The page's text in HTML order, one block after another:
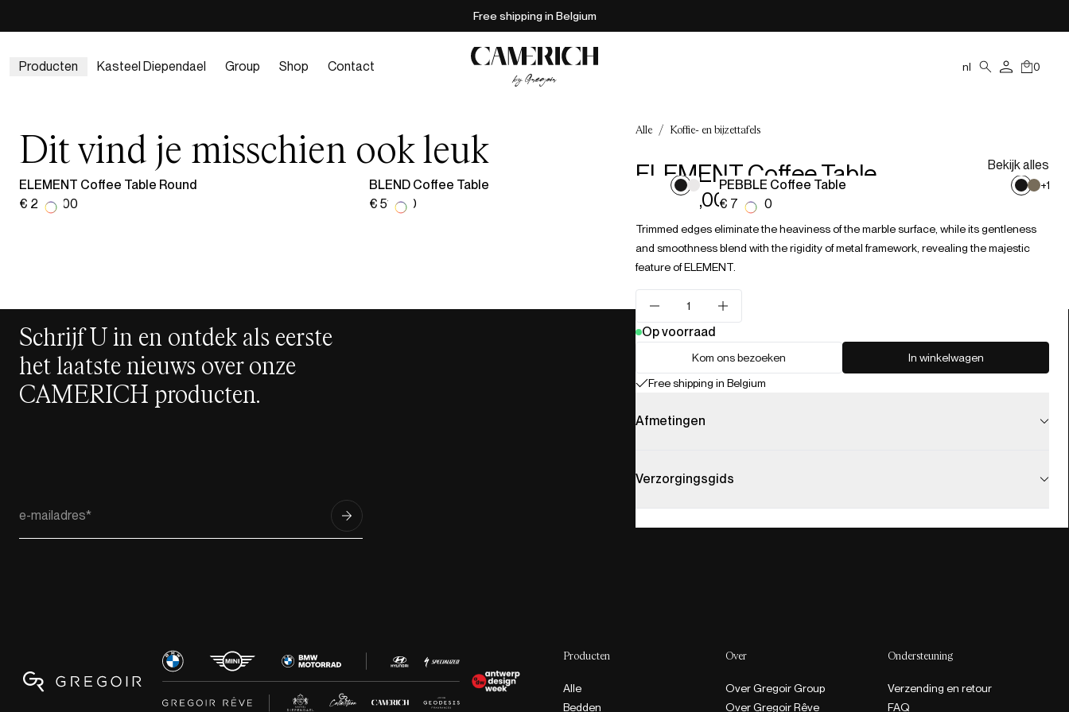
Free shipping in Belgium
Producten Kasteel Diependael Group Shop Contact nl 0
Alle / Koffie- en bijzettafels
ELEMENT Coffee Table
€ 2.269,00
Trimmed edges eliminate the heaviness of the marble surface, while its gentleness
and smoothness blend with the rigidity of metal framework, revealing the majestic
feature of ELEMENT.
Op voorraad
Kom ons bezoeken
In winkelwagen
Free shipping in Belgium
Afmetingen
Verzorgingsgids
Dit vind je misschien ook leuk
Bekijk alles
ELEMENT Coffee Table Round
€ 2.178,00
BLEND Coffee Table
€ 514,00
PEBBLE Coffee Table +1
€ 726,00
Schrijf U in en ontdek als eerste
het laatste nieuws over onze
CAMERICH producten.
Producten
Alle
Bedden
Over
Over Gregoir Group
Over Gregoir Rêve
Ondersteuning
Verzending en retour
FAQ